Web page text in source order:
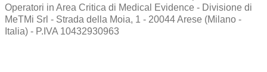
Operatori in Area Critica di Medical Evidence - Divisione di
MeTMi Srl - Strada della Moia, 1 - 20044 Arese (Milano -
Italia) - P.IVA 10432930963